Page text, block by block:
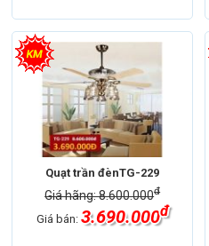
Quạt trần đènTG-229
Giá hãng: 8.600.000đ
Giá bán: 3.690.000đ